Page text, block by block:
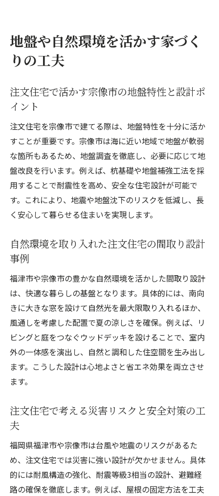
地盤や自然環境を活かす家づく
りの工夫
注文住宅で活かす宗像市の地盤特性と設計ポ
イント
注文住宅を宗像市で建てる際は、地盤特性を十分に活か
すことが重要です。宗像市は海に近い地域で地盤が軟弱
な箇所もあるため、地盤調査を徹底し、必要に応じて地
盤改良を行います。例えば、杭基礎や地盤補強工法を採
用することで耐震性を高め、安全な住宅設計が可能で
す。これにより、地震や地盤沈下のリスクを低減し、長
く安心して暮らせる住まいを実現します。
自然環境を取り入れた注文住宅の間取り設計
事例
福津市や宗像市の豊かな自然環境を活かした間取り設計
は、快適な暮らしの基盤となります。具体的には、南向
きに大きな窓を設けて自然光を最大限取り入れるほか、
風通しを考慮した配置で夏の涼しさを確保。例えば、リ
ビングと庭をつなぐウッドデッキを設けることで、室内
外の一体感を演出し、自然と調和した住空間を生み出し
ます。こうした設計は心地よさと省エネ効果を両立させ
ます。
注文住宅で考える災害リスクと安全対策の工
夫
福岡県福津市や宗像市は台風や地震のリスクがあるた
め、注文住宅では災害に強い設計が欠かせません。具体
的には耐風構造の強化、耐震等級3相当の設計、避難経
路の確保を徹底します。例えば、屋根の固定方法を工夫